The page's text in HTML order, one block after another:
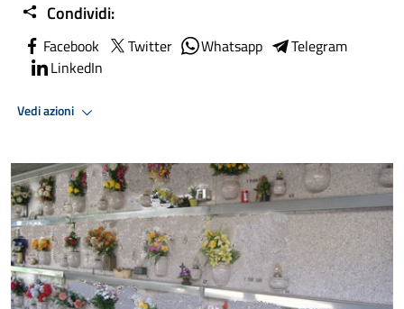
Condividi:
Facebook Twitter Whatsapp
Telegram
LinkedIn
Vedi azioni